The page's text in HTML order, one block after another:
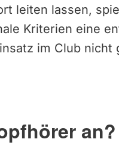
leiten lassen,
Kriterien eine
im Club nicht
an?